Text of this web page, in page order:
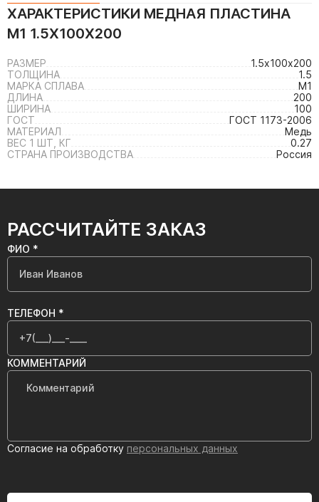
ХАРАКТЕРИСТИКИ МЕДНАЯ ПЛАСТИНА
М1 1.5Х100Х200
РАЗМЕР
1.5х100х200
ТОЛЩИНА
1.5
МАРКА СПЛАВА
М1
ДЛИНА
200
ШИРИНА
100
ГОСТ
ГОСТ 1173-2006
МАТЕРИАЛ
Медь
ВЕС 1 ШТ, КГ
0.27
СТРАНА ПРОИЗВОДСТВА
Россия
РАССЧИТАЙТЕ ЗАКАЗ
ФИО *
ТЕЛЕФОН *
КОММЕНТАРИЙ
Согласие на обработку персональных данных